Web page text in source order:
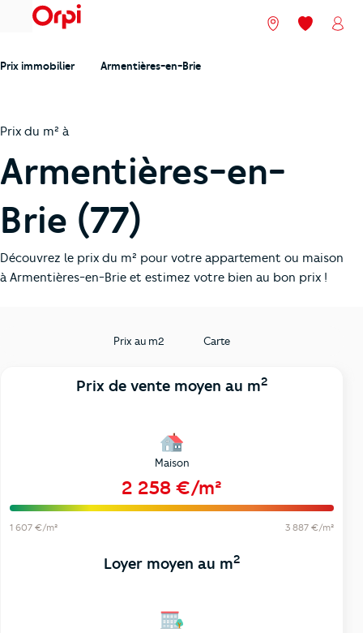
menu Nos agences
Mes
Prix immobilier Armentières-en-Brie
Prix du m² à
Armentières-en-
Brie (77)
Découvrez le prix du m² pour votre appartement ou maison
à Armentières-en-Brie et estimez votre bien au bon prix !
Prix au m2 Carte
Prix de vente moyen au m2
Maison
2 258 €/m²
1 607 €/m² 3 887 €/m²
Loyer moyen au m2